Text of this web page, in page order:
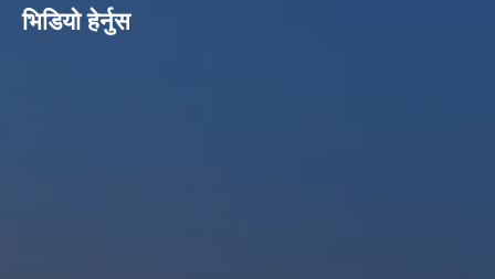
भिडियो हेर्नुस